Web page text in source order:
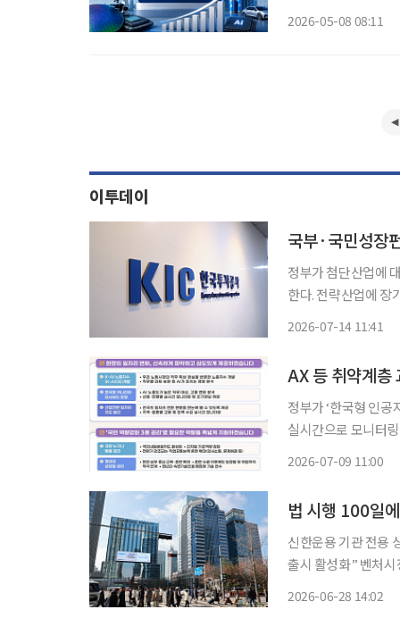
2026-05-08 08:11
이투데이
정부가 첨단산업에
한다. 전략산업에 장
2026-07-14 11:41
AX 등 취약계
정부가 ‘한국형 인
실시간으로 모니터
2026-07-09 11:00
법 시행 100일
신한운용 기관 전용
출시 활성화” 벤처시장 활성화를 위해 도입된 기업성장집합투자기구(BDC) 제도가 법 시행
2026-06-28 14:02